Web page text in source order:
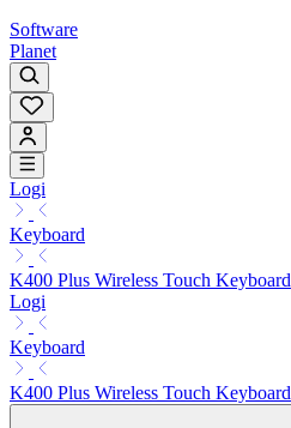
Software
Planet
Logi
Keyboard
K400 Plus Wireless Touch Keyboard
Logi
Keyboard
K400 Plus Wireless Touch Keyboard